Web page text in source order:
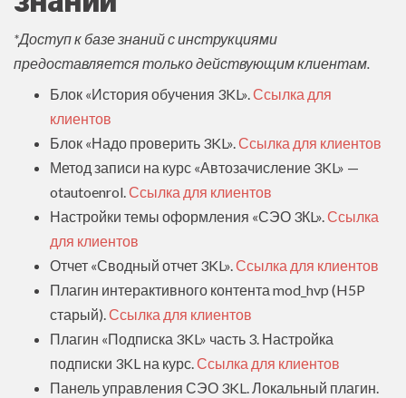
*Доступ к базе знаний с инструкциями
предоставляется только действующим клиентам.
Блок «История обучения 3KL».Ссылка для
клиентов
Блок «Надо проверить 3KL».Ссылка для клиентов
Метод записи на курс «Автозачисление 3KL» —
otautoenrol.Ссылка для клиентов
Настройки темы оформления «СЭО 3КL».Ссылка
для клиентов
Отчет «Сводный отчет 3KL».Ссылка для клиентов
Плагин интерактивного контента mod_hvp (H5P
старый).Ссылка для клиентов
Плагин «Подписка 3KL» часть 3. Настройка
подписки 3KL на курс.Ссылка для клиентов
Панель управления СЭО 3KL. Локальный плагин.